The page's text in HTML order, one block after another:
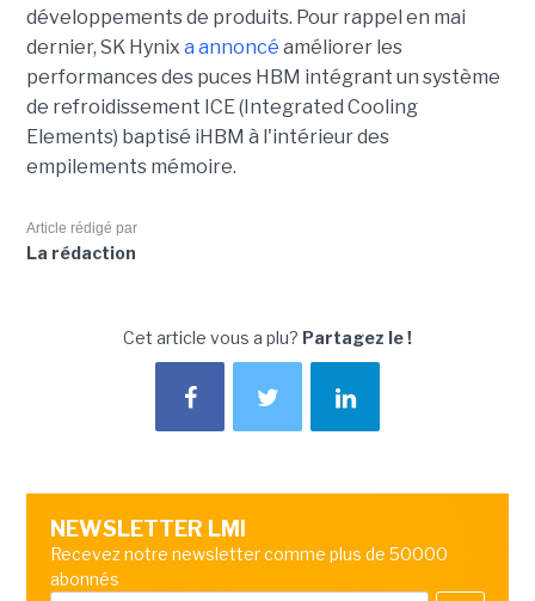
développements de produits. Pour rappel en mai
dernier, SK Hynix a annoncé améliorer les
performances des puces HBM intégrant un système
de refroidissement ICE (Integrated Cooling
Elements) baptisé iHBM à l'intérieur des
empilements mémoire.
Article rédigé par
La rédaction
Cet article vous a plu? Partagez le !
NEWSLETTER LMI
Recevez notre newsletter comme plus de 50000
abonnés